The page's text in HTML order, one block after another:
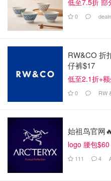
里发现了他的DNA，尽管
之间。凶手还调整了前排座
Lu 的丈夫和女儿在一段时
是发现了这起案件。她当天
最初，犯罪现场几乎没有为
尸体上发现了其他人的 DNA
犯罪现场推测
Ferguson说，陪审团将看到
低至7.5折 部
0
RW&CO 折
仔裤$17
低至2.1折+
0 RW
始祖鸟官网
logo 腰包
111 4